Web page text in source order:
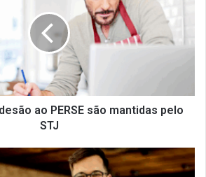
ao PERSE são mantidas pelo
STJ